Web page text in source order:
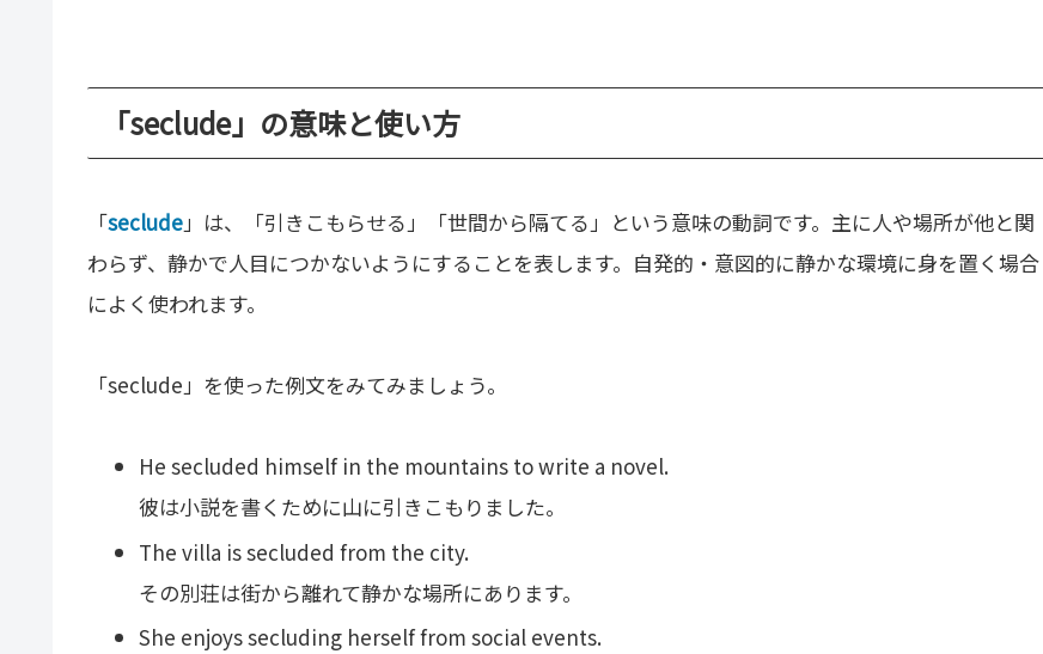
「seclude」の意味と使い方
「seclude」は、「引きこもらせる」「世間から隔てる」という意味の動詞です。主に人や場所が他と関
わらず、静かで人目につかないようにすることを表します。自発的・意図的に静かな環境に身を置く場合
によく使われます。
「seclude」を使った例文をみてみましょう。
He secluded himself in the mountains to write a novel.
彼は小説を書くために山に引きこもりました。
The villa is secluded from the city.
その別荘は街から離れて静かな場所にあります。
She enjoys secluding herself from social events.